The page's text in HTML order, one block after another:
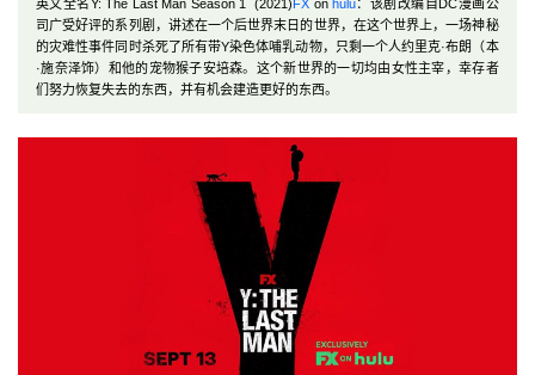
英文全名Y: The Last Man Season 1 (2021)FX on hulu：该剧改编自DC漫画公
司广受好评的系列剧，讲述在一个后世界末日的世界，在这个世界上，一场神秘
的灾难性事件同时杀死了所有带Y染色体哺乳动物，只剩一个人约里克·布朗（本
·施奈泽饰）和他的宠物猴子安培森。这个新世界的一切均由女性主宰，幸存者
们努力恢复失去的东西，并有机会建造更好的东西。